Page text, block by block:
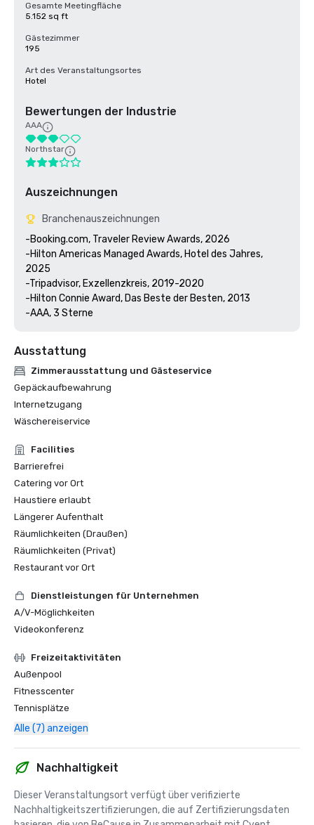
Gesamte Meetingfläche
5.152 sq ft
Gästezimmer
195
Art des Veranstaltungsortes
Hotel
Bewertungen der Industrie
AAA
Northstar
Auszeichnungen
Branchenauszeichnungen
-Booking.com, Traveler Review Awards, 2026
-Hilton Americas Managed Awards, Hotel des Jahres,
2025
-Tripadvisor, Exzellenzkreis, 2019-2020
-Hilton Connie Award, Das Beste der Besten, 2013
Ausstattung
Zimmerausstattung und Gästeservice
Gepäckaufbewahrung
Internetzugang
Wäschereiservice
Facilities
Barrierefrei
Catering vor Ort
Haustiere erlaubt
Längerer Aufenthalt
Räumlichkeiten (Draußen)
Räumlichkeiten (Privat)
Restaurant vor Ort
Dienstleistungen für Unternehmen
A/V-Möglichkeiten
Videokonferenz
Freizeitaktivitäten
Außenpool
Fitnesscenter
Tennisplätze
Alle (7) anzeigen
Nachhaltigkeit
Dieser Veranstaltungsort verfügt über verifizierte
Nachhaltigkeitszertifizierungen, die auf Zertifizierungsdaten